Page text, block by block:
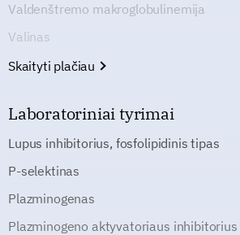
Valdenštremo makroglobulinemija
Valinas
Skaityti plačiau
Laboratoriniai tyrimai
Lupus inhibitorius, fosfolipidinis tipas
P-selektinas
Plazminogenas
Plazminogeno aktyvatoriaus inhibitorius